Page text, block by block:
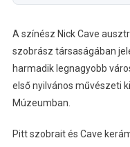
A színész Nick Cave
szobrász társaságában
harmadik legnagyobb
első nyilvános művészeti
Múzeumban.
Pitt szobrait és Cave